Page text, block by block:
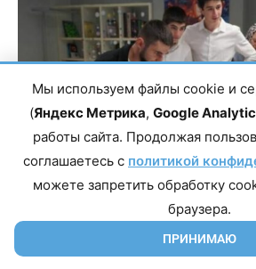
Актуальное
Мы используем файлы cookie и
(Яндекс Метрика, Google
работы сайта. Продолжая
соглашаетесь с политикой
можете запретить обработку
браузера.
ПРИНИМАЮ